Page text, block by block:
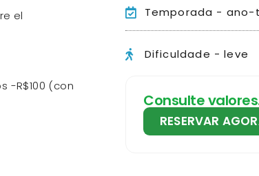
el
-R$100 (con
Temporada - ano-
Dificuldade - leve
Consulte
RESERVAR